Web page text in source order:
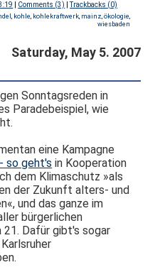
Comments (3) |Trackbacks (0)
kohle kohlekraftwerk, mainz ökologie
wiesbaden
Saturday, May 5. 2007
Sonntagsreden in
Paradebeispiel, wie
eine Kampagne
so geht's in Kooperation
dem Klimaschutz »als
der Zukunft alters- und
und das ganze im
bürgerlichen
21. Dafür gibt's sogar